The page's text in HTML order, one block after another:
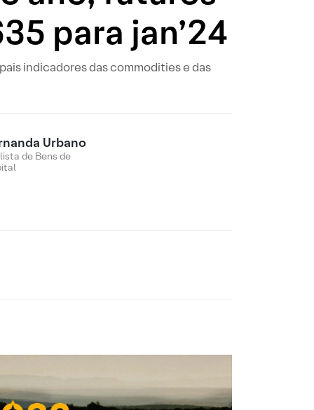
para jan’24
indicadores das commodities e das
Urbano
de Bens de